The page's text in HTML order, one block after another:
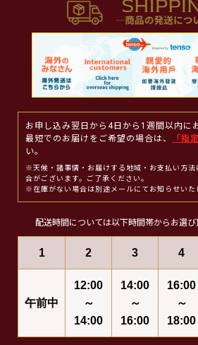
お申し込み翌日から4日から1週間以内に
最短でのお届けをご希望の場合は、
「指
い。
※天候・諸事情・お届けする地域・お支払い方法
合がございます。ご了承ください。
※在庫がない場合は別途メールにてお知らせいた
配送時間については以下時間帯からお選び
1 2 3 4
午前中
12:00
～
14:00
14:00
～
16:00
16:00
～
18:00